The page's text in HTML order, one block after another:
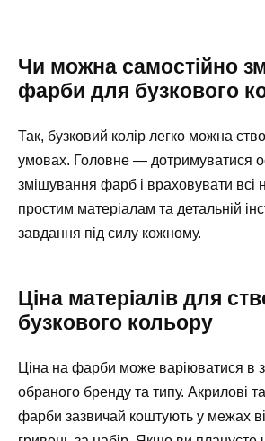
Чи можна самостійно
фарби для бузкового
Так, бузковий колір легко можна
умовах. Головне — дотримуватися
змішування фарб і враховувати всі
простим матеріалам та детальній
завдання під силу кожному.
Ціна матеріалів для
бузкового кольору
Ціна на фарби може варіюватися в
обраного бренду та типу. Акрилові
фарби зазвичай коштують у межах